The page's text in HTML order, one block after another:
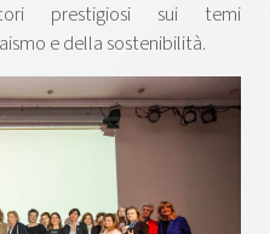
prestigiosi sui temi
e della sostenibilità.